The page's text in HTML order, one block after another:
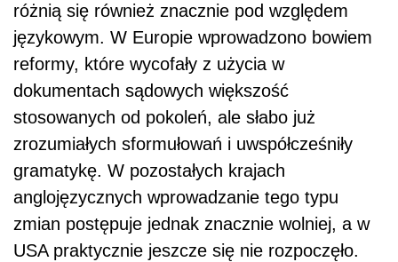
różnią się również znacznie pod względem
językowym. W Europie wprowadzono bowiem
reformy, które wycofały z użycia w
dokumentach sądowych większość
stosowanych od pokoleń, ale słabo już
zrozumiałych sformułowań i uwspółcześniły
gramatykę. W pozostałych krajach
anglojęzycznych wprowadzanie tego typu
zmian postępuje jednak znacznie wolniej, a w
USA praktycznie jeszcze się nie rozpoczęło.